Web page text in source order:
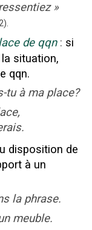
»
de qqn : si
situation,
qqn.
tu à ma place?
disposition de
à un
la phrase.
meuble.